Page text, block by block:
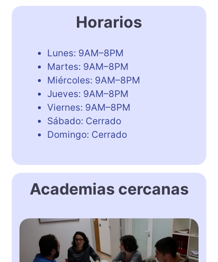
Horarios
Lunes: 9AM–8PM
Martes: 9AM–8PM
Miércoles: 9AM–8PM
Jueves: 9AM–8PM
Viernes: 9AM–8PM
Sábado: Cerrado
Domingo: Cerrado
Academias cercanas
Y